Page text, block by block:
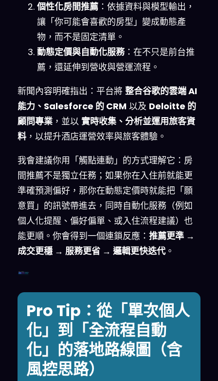
個性化房間推薦 ：依據資料與模型輸出，
讓「你可能會喜歡的房型」變成動態產
物，而不是固定清單。
動態定價與自動化服務：在不只是前台推
薦，還延伸到營收與營運流程。
新聞內容明確指出：平台將 整合谷歌的雲端 AI
能力、Salesforce 的 CRM 以及 Deloitte 的
顧問專業 ，並以 實時收集、分析並運用旅客資
料，以提升酒店運營效率與旅客體驗。
我會建議你用「觸點連動」的方式理解它：房
間推薦不是獨立任務；如果你在入住前就能更
準確預測偏好，那你在動態定價時就能把「願
意買」的訊號帶進去，同時自動化服務（例如
個人化提醒、偏好偏單、或入住流程建議）也
能更順。你會得到一個連鎖反應： 推薦更準 →
成交更穩 → 服務更省 → 邏輯更快迭代。
旅客資料（實時收集/分析）
偏好/行為 個性化推薦 動態定價+自動化
Pro Tip：從「單次個人
化」到「全流程自動
化」的落地路線圖（含
風控思路）